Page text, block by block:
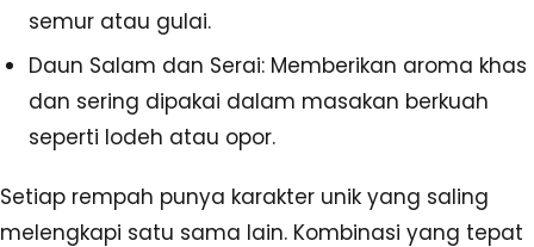
semur atau gulai.
Daun Salam dan Serai: Memberikan aroma khas
dan sering dipakai dalam masakan berkuah
seperti lodeh atau opor.
Setiap rempah punya karakter unik yang saling
melengkapi satu sama lain. Kombinasi yang tepat